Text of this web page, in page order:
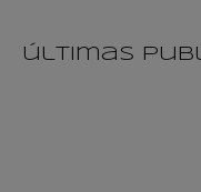
últimas